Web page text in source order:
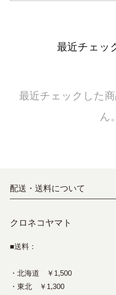
最近チェッ
最近チェックした
ん。
配送・送料について
クロネコヤマト
■送料：
・北海道 ￥1,500
・東北 ￥1,300